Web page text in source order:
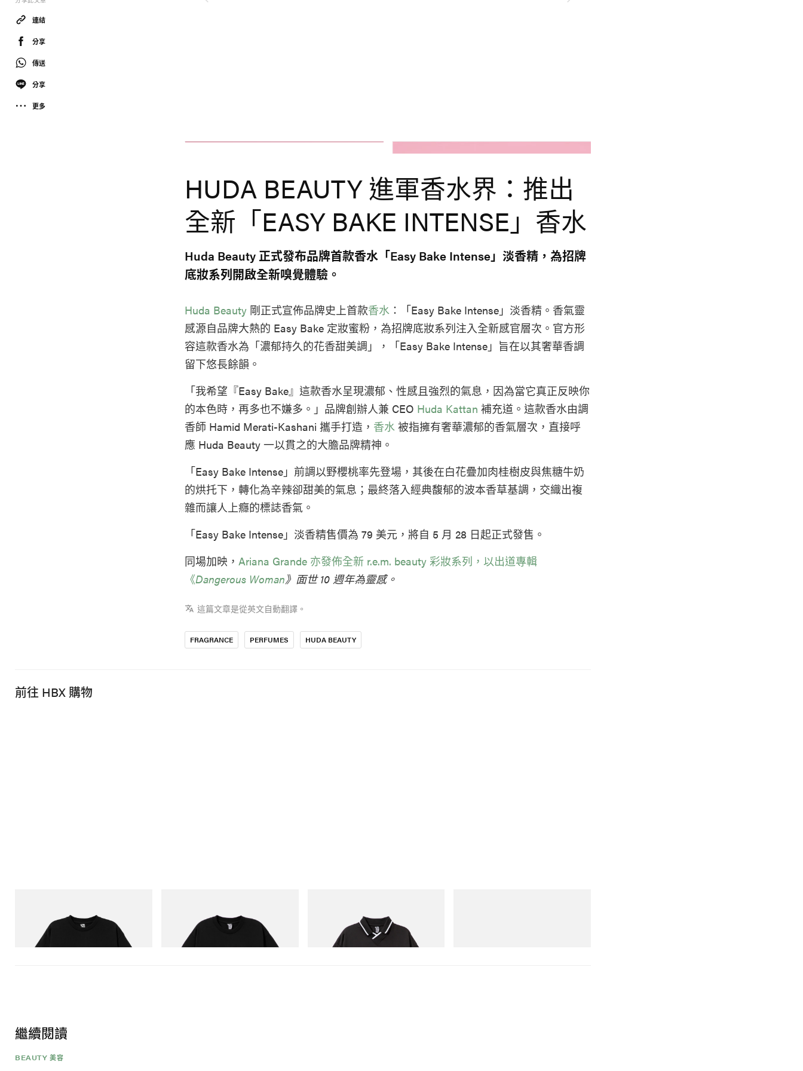
連結
分享
傳送
分享
更多
HUDA BEAUTY 進軍香水界：推出
全新「EASY BAKE INTENSE」香水
Huda Beauty 正式發布品牌首款香水「Easy Bake Intense」淡香精，為招牌
底妝系列開啟全新嗅覺體驗。
Huda Beauty 剛正式宣佈品牌史上首款香水 ：「Easy Bake Intense」淡香精。香氣靈
感源自品牌大熱的 Easy Bake 定妝蜜粉，為招牌底妝系列注入全新感官層次。官方形
容這款香水為「濃郁持久的花香甜美調」，「Easy Bake Intense」旨在以其奢華香調
留下悠長餘韻。
「我希望『Easy Bake』這款香水呈現濃郁、性感且強烈的氣息，因為當它真正反映你
的本色時，再多也不嫌多。」品牌創辦人兼 CEO Huda Kattan 補充道。這款香水由調
香師 Hamid Merati-Kashani 攜手打造， 香水 被指擁有奢華濃郁的香氣層次，直接呼
應 Huda Beauty 一以貫之的大膽品牌精神。
「Easy Bake Intense」前調以野櫻桃率先登場，其後在白花疊加肉桂樹皮與焦糖牛奶
的烘托下，轉化為辛辣卻甜美的氣息；最終落入經典馥郁的波本香草基調，交織出複
雜而讓人上癮的標誌香氣。
「Easy Bake Intense」淡香精售價為 79 美元，將自 5 月 28 日起正式發售。
同場加映， Ariana Grande 亦發佈全新 r.e.m. beauty 彩妝系列，以出道專輯
《Dangerous Woman》面世 10 週年為靈感。
這篇文章是從英文自動翻譯。
FRAGRANCE PERFUMES HUDA BEAUTY
前往 HBX 購物
Billionaire Boys Club X Initial D Cotton T-
立即購入
BILLIONAIRE BOYS CLUB X INITIAL D
COTTON T-SHIRT #1
立即購入
Billionaire Boys Club X Initial D Game
立即購入
繼續閱讀
BEAUTY 美容